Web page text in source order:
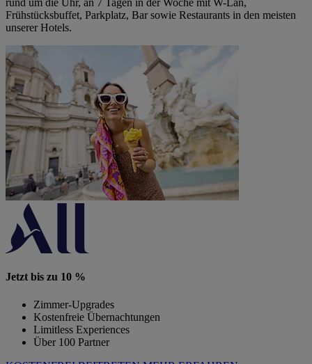
rund um die Uhr, an 7 Tagen in der Woche mit W-Lan,
Frühstücksbuffet, Parkplatz, Bar sowie Restaurants in den meisten
unserer Hotels.
Jetzt bis zu 10 %
Zimmer-Upgrades
Kostenfreie Übernachtungen
Limitless Experiences
Über 100 Partner